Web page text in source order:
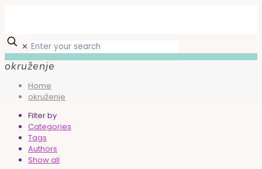
✕
okruženje
Home
okruženje
Filter by
Categories
Tags
Authors
Show all